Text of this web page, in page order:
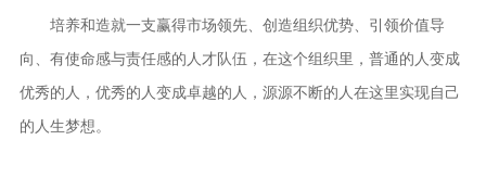
培养和造就一支赢得市场领先、创造组织优势、引领价值导
向、有使命感与责任感的人才队伍，在这个组织里，普通的人变成
优秀的人，优秀的人变成卓越的人，源源不断的人在这里实现自己
的人生梦想。